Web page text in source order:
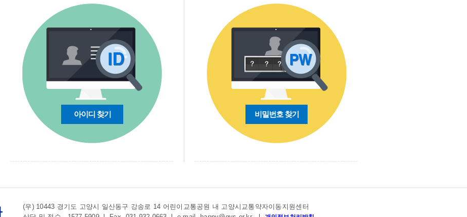
아이디 찾기 비밀번호 찾기
(우) 10443 경기도 고양시 일산동구 강송로 14 어린이교통공원 내 고양시교통약자이동지원센터